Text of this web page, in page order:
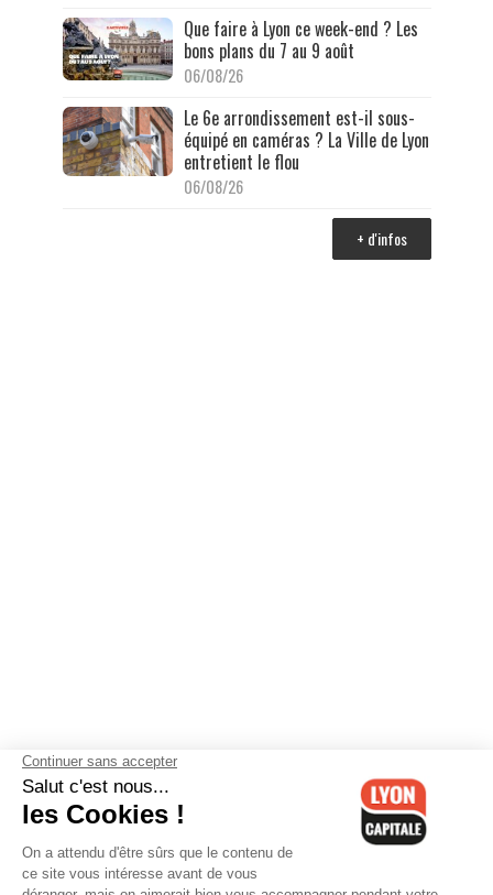
Que faire à Lyon ce week-end ? Les
bons plans du 7 au 9 août
06/08/26
Le 6e arrondissement est-il sous-
équipé en caméras ? La Ville de Lyon
entretient le flou
06/08/26
+ d'infos